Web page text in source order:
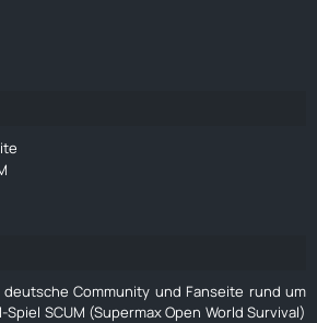
Community und Fanseite rund um
SCUM (Supermax Open World Survival)